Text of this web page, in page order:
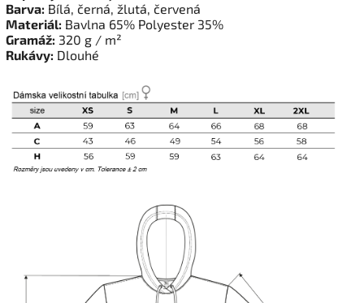
Barva: Bílá, černá, žlutá, červená
Materiál: Bavlna 65% Polyester 35%
Gramáž: 320 g / m²
Rukávy: Dlouhé